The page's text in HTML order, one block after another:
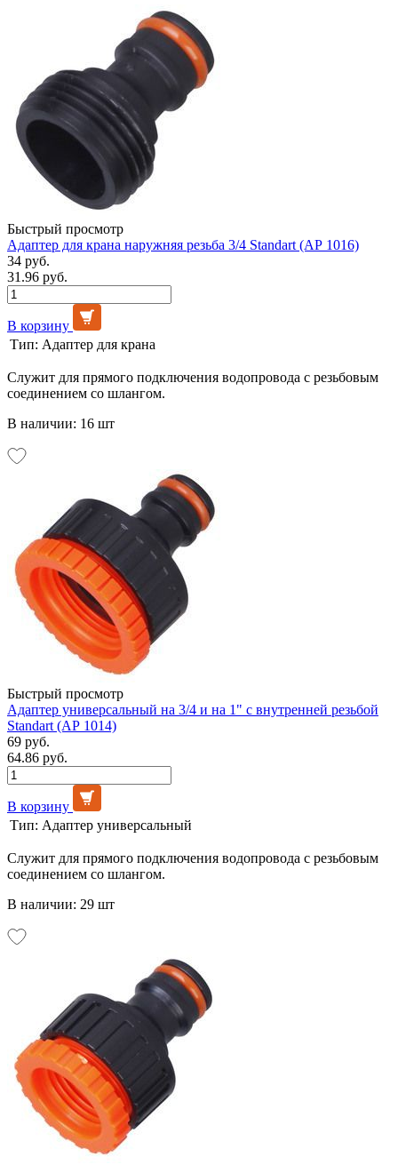
Быстрый просмотр
Адаптер для крана наружняя резьба 3/4 Standart (АР 1016)
34 руб.
31.96 руб.
В корзину
Тип: Адаптер для крана
Служит для прямого подключения водопровода с резьбовым
соединением со шлангом.
В наличии: 16 шт
Быстрый просмотр
Адаптер универсальный на 3/4 и на 1" с внутренней резьбой
Standart (АР 1014)
69 руб.
64.86 руб.
В корзину
Тип: Адаптер универсальный
Служит для прямого подключения водопровода с резьбовым
соединением со шлангом.
В наличии: 29 шт